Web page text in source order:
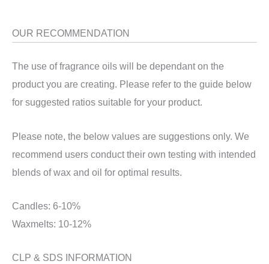
OUR RECOMMENDATION
The use of fragrance oils will be dependant on the
product you are creating. Please refer to the guide below
for suggested ratios suitable for your product.
Please note, the below values are suggestions only. We
recommend users conduct their own testing with intended
blends of wax and oil for optimal results.
Candles: 6-10%
Waxmelts: 10-12%
CLP & SDS INFORMATION